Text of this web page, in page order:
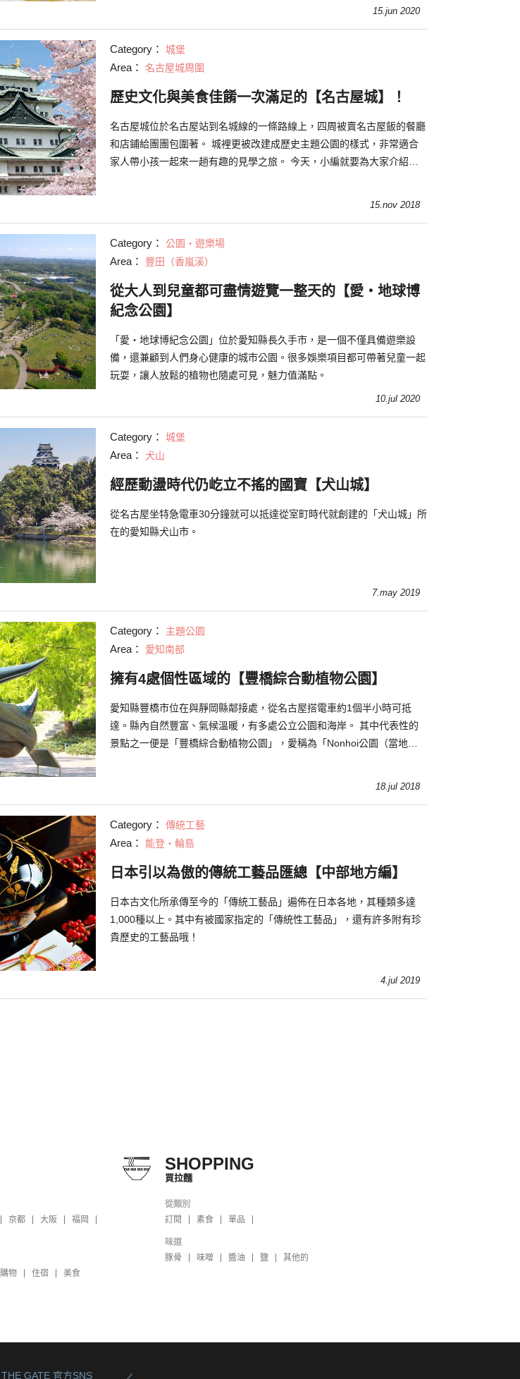
15.jun 2020
Category： 城堡
Area： 名古屋城周圍
歷史文化與美食佳餚一次滿足的【名古屋城】！
名古屋城位於名古屋站到名城線的一條路線上，四周被賣名古屋飯的餐廳
和店鋪給團團包圍著。 城裡更被改建成歷史主題公園的樣式，非常適合
家人帶小孩一起來一趟有趣的見學之旅。 今天，小編就要為大家介紹名
15.nov 2018
Category： 公園・遊樂場
Area： 豐田（香嵐溪）
從大人到兒童都可盡情遊覽一整天的【愛・地球博
紀念公園】
「愛・地球博紀念公園」位於愛知縣長久手市，是一個不僅具備遊樂設
備，還兼顧到人們身心健康的城市公園。很多娛樂項目都可帶著兒童一起
玩耍，讓人放鬆的植物也隨處可見，魅力值滿點。
10.jul 2020
Category： 城堡
Area： 犬山
經歷動盪時代仍屹立不搖的國寶【犬山城】
從名古屋坐特急電車30分鐘就可以抵達從室町時代就創建的「犬山城」所
在的愛知縣犬山市。
7.may 2019
Category： 主題公園
Area： 愛知南部
擁有4處個性區域的【豐橋綜合動植物公園】
愛知縣豐橋市位在與靜岡縣鄰接處，從名古屋搭電車約1個半小時可抵
達。縣內自然豐富、氣候溫暖，有多處公立公園和海岸。 其中代表性的
景點之一便是「豐橋綜合動植物公園」，愛稱為「Nonhoi公園（當地方
18.jul 2018
Category： 傳統工藝
Area： 能登・輪島
日本引以為傲的傳統工藝品匯總【中部地方編】
日本古文化所承傳至今的「傳統工藝品」遍佈在日本各地，其種類多達
1,000種以上。其中有被國家指定的「傳統性工藝品」，還有許多附有珍
貴歷史的工藝品哦！
4.jul 2019
京都 大阪
福岡
購物 住宿 美食
SHOPPING
買拉麵
從類別
訂閱
素食 單品
味道
豚骨
味噌 醬油 鹽 其他的
THE GATE 官方SNS